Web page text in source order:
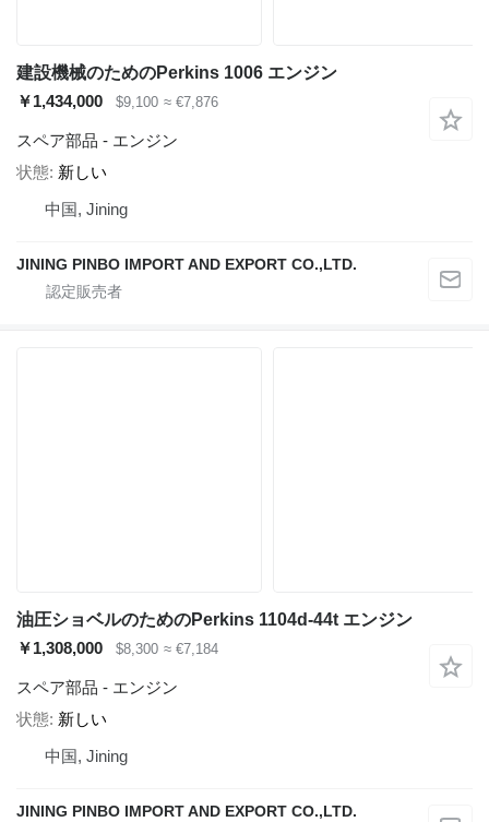
建設機械のためのPerkins 1006 エンジン
￥1,434,000
$9,100 ≈ €7,876
スペア部品 - エンジン
状態 新しい
中国, Jining
JINING PINBO IMPORT AND EXPORT CO.,LTD.
油圧ショベルのためのPerkins 1104d-44t エンジン
￥1,308,000
$8,300 ≈ €7,184
スペア部品 - エンジン
状態 新しい
中国, Jining
JINING PINBO IMPORT AND EXPORT CO.,LTD.